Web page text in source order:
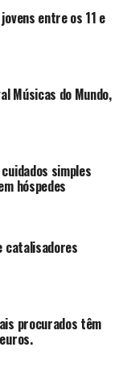
entre os 11 e
Músicas do Mundo,
simples
hóspedes
catalisadores
procurados têm